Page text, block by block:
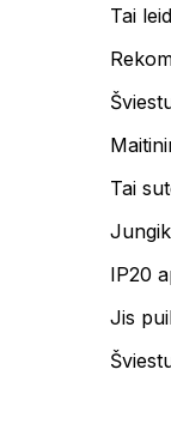
Tai
Tai
IP20
Jis